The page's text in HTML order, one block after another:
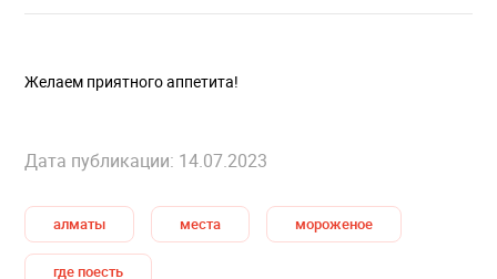
Желаем приятного аппетита!
Дата публикации: 14.07.2023
алматы места мороженое
где поесть